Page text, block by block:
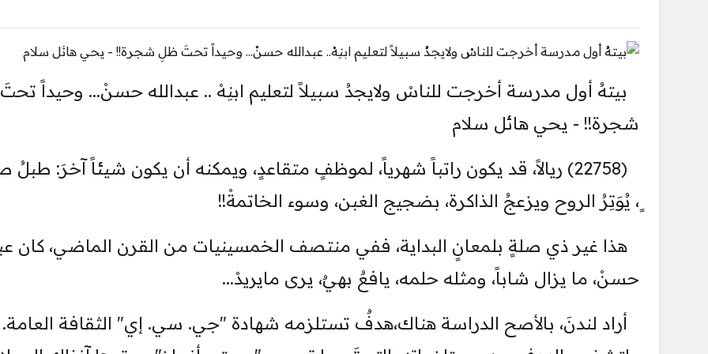
بيتهُ أول مدرسة أخرجت للناسْ ولايجدُ سبيلاً لتعليم ابنِهْ .. عبدالله حسنْ... وحيداً
شجرة!! - يحي هائل سلام
(22758) ريالاً، قد يكون راتباً شهرياً، لموظفٍ متقاعدٍ، ويمكنه أن يكون شيئاً آخرَ:
ٍ، يُوَتِرُ الروح ويزعجُ الذاكرة، بضجيج الغبن، وسوء الخاتمةْ!!
هذا غير ذي صلةٍ بلمعانٍ البداية، ففي منتصف الخمسينيات من القرن الماضي، كان
حسنْ، ما يزال شاباً، ومثله حلمه، يافعٌ بهيٌ، يرى مايريدْ...
أراد لندنَ، بالأصح الدراسة هناك،هدفٌ تستلزمه شهادة "جي. سي. إي" الثقافة العامة.